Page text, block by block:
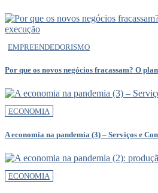
EMPREENDEDORISMO
Por que os novos negócios fracassam? O
ECONOMIA
A economia na pandemia (3) – Serviços e
ECONOMIA